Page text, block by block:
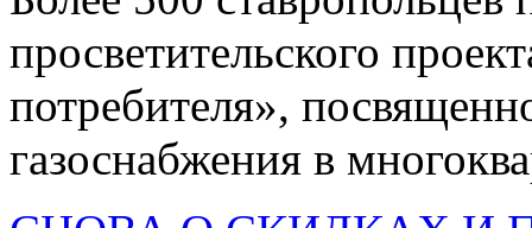
просветительского
потребителя»,
газоснабжения в